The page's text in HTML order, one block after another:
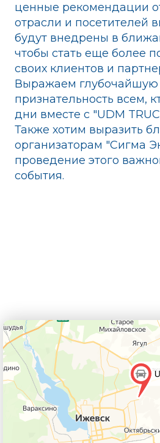
ценные рекомендации
отрасли и посетителей
будут внедрены в
чтобы стать еще более
своих клиентов и
Выражаем глубочайшую
признательность всем,
дни вместе с "UDM
Также хотим выразить
организаторам "Сигма
проведение этого
события.